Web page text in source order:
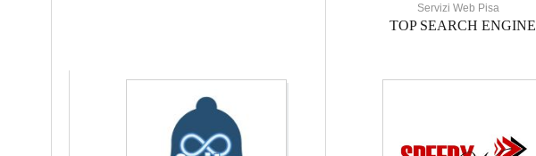
Servizi Web Pisa
TOP SEARCH ENGINE